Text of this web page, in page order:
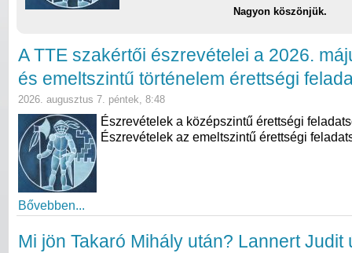
Nagyon köszönjük.
A TTE szakértői észrevételei a 2026.
és emeltszintű történelem érettségi
2026. augusztus 7. péntek, 8:48
Észrevételek a középszintű érettségi
Észrevételek az emeltszintű érettségi
Bővebben...
Mi jön Takaró Mihály után? Lannert Judit